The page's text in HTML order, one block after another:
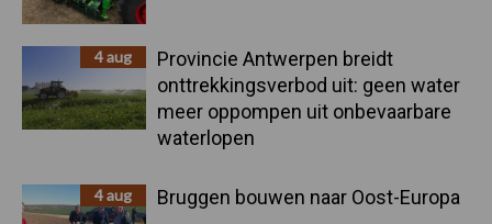
4 aug
Provincie Antwerpen breidt
onttrekkingsverbod uit: geen water
meer oppompen uit onbevaarbare
waterlopen
4 aug Bruggen bouwen naar Oost-Europa